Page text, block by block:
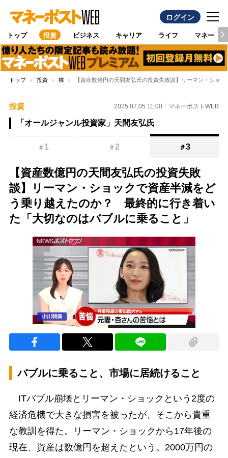
ログイン
トップ 投資 ビジネス キャリア ライフ マネー
トップ 投資 株 【資産数億円の天間友弘氏の投資失敗談】リーマン・シ
投資 2025.07.05 11:00 マネーポストWEB
「オールジャンル投資家」天間友弘氏
＃ 1 ＃2 ＃3
【資産数億円の天間友弘氏の投資失敗
談】リーマン・ショックで資産半減をど
う乗り越えたのか？ 最終的に行き着い
た「大切なのはバブルに乗ること」
バブルに乗ること、市場に居続けること
ITバブル崩壊とリーマン・ショックという2度の
経済危機で大きな損害を被ったが、そこから貴重
な教訓を得た。リーマン・ショックから17年後の
現在、資産は数億円を超えたという。2000万円の